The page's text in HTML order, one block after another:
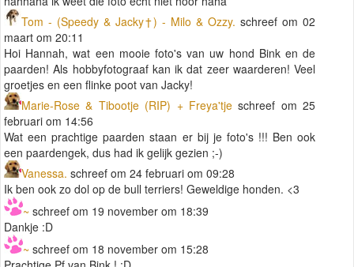
Tom - (Speedy & Jacky†) - Milo & Ozzy.schreef om 02
maart om 20:11
Hoi Hannah, wat een mooie foto's van uw hond Bink en de
paarden! Als hobbyfotograaf kan ik dat zeer waarderen! Veel
groetjes en een flinke poot van Jacky!
Marie-Rose & Tibootje (RIP) + Freya'tje schreef om 25
februari om 14:56
Wat een prachtige paarden staan er bij je foto's !!! Ben ook
een paardengek, dus had ik gelijk gezien ;-)
Vanessa. schreef om 24 februari om 09:28
Ik ben ook zo dol op de bull terriers! Geweldige honden. <3
~ schreef om 19 november om 18:39
Dankje :D
~ schreef om 18 november om 15:28